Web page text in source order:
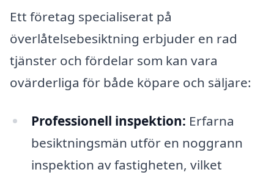
Ett företag specialiserat på
överlåtelsebesiktning erbjuder en rad
tjänster och fördelar som kan vara
ovärderliga för både köpare och säljare:
Professionell inspektion: Erfarna
besiktningsmän utför en noggrann
inspektion av fastigheten, vilket